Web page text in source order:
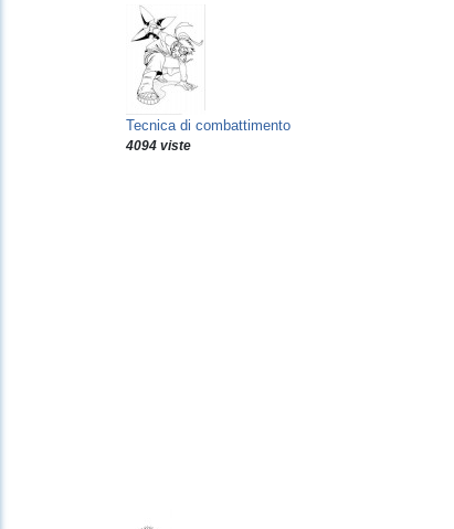
Tecnica di combattimento
4094 viste